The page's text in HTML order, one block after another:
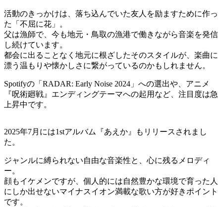
活動のきっかけは、落ち込んでいた友人を励ますために作っ
た「不屈に花」。
父は漁師で、今も地元・鳥取の漁港で働きながら音楽を発信
し続けています。
都会に出ることなく地元に根ざしたそのスタイルが、楽曲に
漂う温もりや懐かしさに繋がっているのかもしれません。
Spotifyの「RADAR: Early Noise 2024」への選出や、アニメ
『呪術廻戦』エンディングテーマへの起用など、注目度は急
上昇中です。
2025年7月には1stアルバム『あえか』もリリースされまし
た。
ジャンルに縛られない自由な音楽性と、心に残るメロディ
ー。
顔もイケメンですが、個人的には自然豊かな環境で育った人
にしか出せないマイナスイオン満載な歌い方が好きポイント
です。